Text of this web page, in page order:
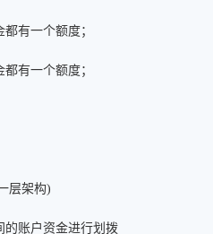
有一个额度；
有一个额度；
层架构)
的账户资金进行划拨